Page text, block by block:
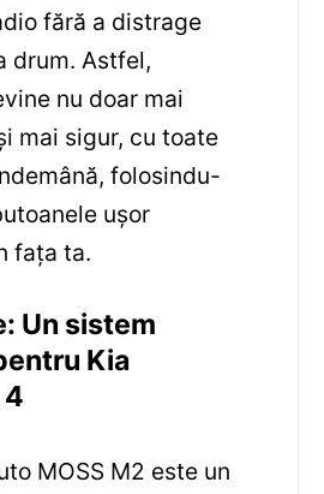
fără a distrage
drum. Astfel,
nu doar mai
mai sigur, cu toate
folosindu-
ușor
fața ta.
Un sistem
Kia
MOSS M2 este un